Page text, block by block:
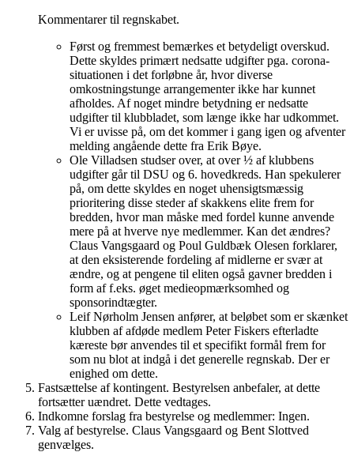
Kommentarer til regnskabet.
Først og fremmest bemærkes et betydeligt overskud.
Dette skyldes primært nedsatte udgifter pga. corona-
situationen i det forløbne år, hvor diverse
omkostningstunge arrangementer ikke har kunnet
afholdes. Af noget mindre betydning er nedsatte
udgifter til klubbladet, som længe ikke har udkommet.
Vi er uvisse på, om det kommer i gang igen og afventer
melding angående dette fra Erik Bøye.
Ole Villadsen studser over, at over ½ af klubbens
udgifter går til DSU og 6. hovedkreds. Han spekulerer
på, om dette skyldes en noget uhensigtsmæssig
prioritering disse steder af skakkens elite frem for
bredden, hvor man måske med fordel kunne anvende
mere på at hverve nye medlemmer. Kan det ændres?
Claus Vangsgaard og Poul Guldbæk Olesen forklarer,
at den eksisterende fordeling af midlerne er svær at
ændre, og at pengene til eliten også gavner bredden i
form af f.eks. øget medieopmærksomhed og
sponsorindtægter.
Leif Nørholm Jensen anfører, at beløbet som er skænket
klubben af afdøde medlem Peter Fiskers efterladte
kæreste bør anvendes til et specifikt formål frem for
som nu blot at indgå i det generelle regnskab. Der er
enighed om dette.
Fastsættelse af kontingent. Bestyrelsen anbefaler, at dette
fortsætter uændret. Dette vedtages.
Indkomne forslag fra bestyrelse og medlemmer: Ingen.
Valg af bestyrelse. Claus Vangsgaard og Bent Slottved
genvælges.